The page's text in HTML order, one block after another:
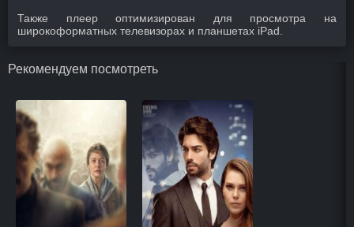
Также плеер оптимизирован для просмотра на
широкоформатных телевизорах и планшетах iPad.
Рекомендуем посмотреть